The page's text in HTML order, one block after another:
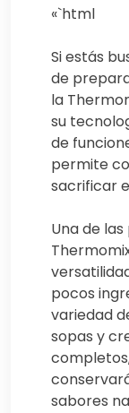
«`html
Si estás
de
la
su
de
permite
sacrificar
Una de
pocos
variedad
sopas y
sabores